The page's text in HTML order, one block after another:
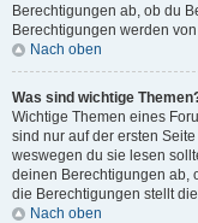
Berechtigungen ab, ob du
Berechtigungen werden
Nach oben
Was sind wichtige
Wichtige Themen eines
sind nur auf der ersten
weswegen du sie lesen
deinen Berechtigungen ab,
die Berechtigungen stellt
Nach oben